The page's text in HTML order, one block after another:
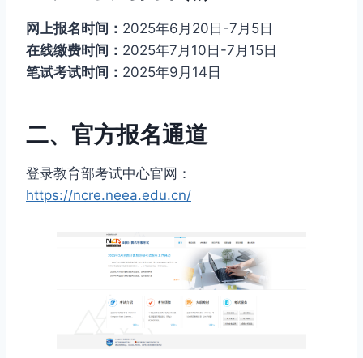
网上报名时间： 2025年6月20日-7月5日
在线缴费时间： 2025年7月10日-7月15日
笔试考试时间： 2025年9月14日
二、官方报名通道
登录教育部考试中心官网：
https://ncre.neea.edu.cn/